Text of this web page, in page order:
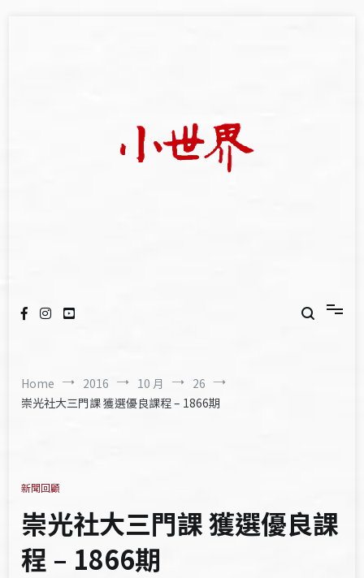
Home 2016 10 月
26
崇光社大三門課 獲選優良課程 – 1866期
新聞回顧
崇光社大三門課 獲選優良課
程 – 1866期